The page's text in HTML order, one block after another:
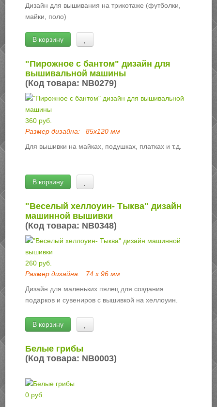
Дизайн для вышивания на трикотаже (футболки,
майки, поло)
В корзину
"Пирожное с бантом" дизайн для
вышивальной машины
(Код товара: NB0279)
360 руб.
Размер дизайна:
85х120 мм
Для вышивки на майках, подушках, платках и т.д.
В корзину
"Веселый хеллоуин- Тыква" дизайн
машинной вышивки
(Код товара: NB0348)
260 руб.
Размер дизайна:
74 х 96 мм
Дизайн для маленьких пялец для создания
подарков и сувениров с вышивкой на хеллоуин.
В корзину
Белые грибы
(Код товара: NB0003)
0 руб.